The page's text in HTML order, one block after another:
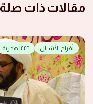
مقالات ذات صلة
أفراح الأشبال ١٤٤٦ هجرية